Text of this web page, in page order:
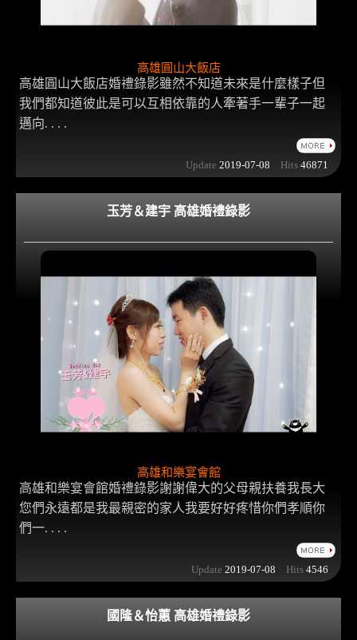
高雄圓山大飯店
高雄圓山大飯店婚禮錄影雖然不知道未來是什麼樣子但
我們都知道彼此是可以互相依靠的人牽著手一輩子一起
邁向. . . .
Update 2019-07-08 Hits 46871
玉芳＆建宇 高雄婚禮錄影
高雄和樂宴會館
高雄和樂宴會館婚禮錄影謝謝偉大的父母親扶養我長大
您們永遠都是我最親密的家人我要好好疼惜你們孝順你
們一. . . .
Update 2019-07-08 Hits 4546
國隆＆怡蕙 高雄婚禮錄影